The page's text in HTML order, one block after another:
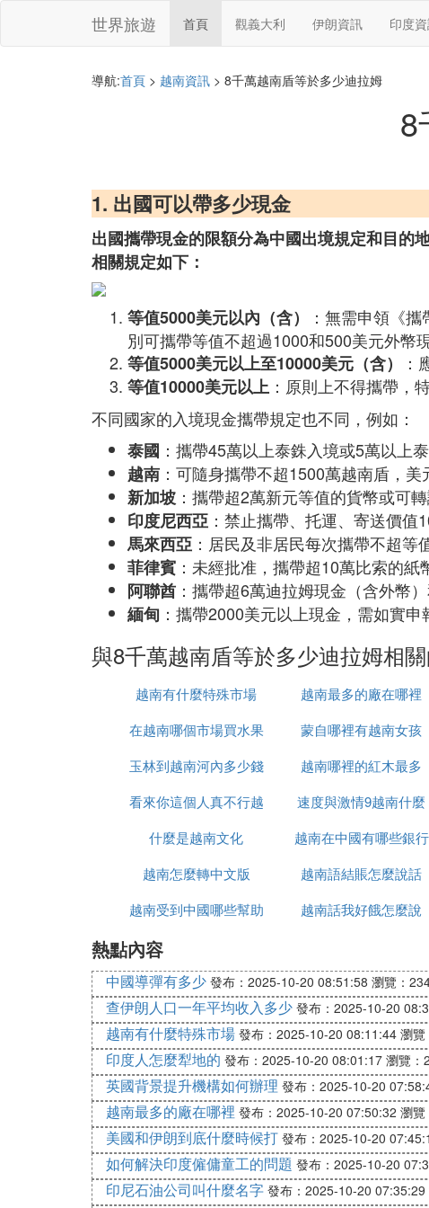
世界旅遊 首頁 觀義大利 伊朗資訊 印度
導航:首頁 > 越南資訊 > 8千萬越南盾等於多少迪拉姆
8
1. 出國可以帶多少現金
出國攜帶現金的限額分為中國出境規定和目的
相關規定如下：
等值5000美元以內（含）
：無需申領《
別可攜帶等值不超過1000和500美元外幣現
等值5000美元以上至10000美元（含）
等值10000美元以上 ：原則上不得攜帶，
不同國家的入境現金攜帶規定也不同，例如：
泰國 ：攜帶45萬以上泰銖入境或5萬以上
越南 ：可隨身攜帶不超1500萬越南盾，
新加坡 ：攜帶超2萬新元等值的貨幣或可
印度尼西亞 ：禁止攜帶、托運、寄送價值
馬來西亞 ：居民及非居民每次攜帶不超
菲律賓 ：未經批准，攜帶超10萬比索的
阿聯酋 ：攜帶超6萬迪拉姆現金（含外幣
緬甸 ：攜帶2000美元以上現金，需如實申
與8千萬越南盾等於多少迪拉姆相
越南有什麼特殊市場 越南最多的廠在哪裡
在越南哪個市場買水果
最便宜
蒙自哪裡有越南女孩
玉林到越南河內多少錢
越南哪裡的紅木最多
看來你這個人真不行越
南語怎麼說
速度與激情9越南什麼
時候上映
什麼是越南文化
越南在中國有哪些銀行
越南怎麼轉中文版 越南語結賬怎麼說話
越南受到中國哪些幫助
越南話我好餓怎麼說
熱點內容
中國導彈有多少 發布：2025-10-20 08:51:58 瀏覽：
查伊朗人口一年平均收入多少 發布：2025-10-20
越南有什麼特殊市場 發布：2025-10-20 08:11:44 瀏
印度人怎麼犁地的 發布：2025-10-20 08:01:17 瀏覽：
英國背景提升機構如何辦理 發布：2025-10-20
越南最多的廠在哪裡 發布：2025-10-20 07:50:32 瀏
美國和伊朗到底什麼時候打 發布：2025-10-20
如何解決印度僱傭童工的問題 發布：2025-10-20
印尼石油公司叫什麼名字 發布：2025-10-20 07:35:29